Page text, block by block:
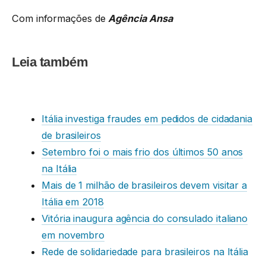
Com informações deAgência Ansa
Leia também
Itália investiga fraudes em pedidos de cidadania
de brasileiros
Setembro foi o mais frio dos últimos 50 anos
na Itália
Mais de 1 milhão de brasileiros devem visitar a
Itália em 2018
Vitória inaugura agência do consulado italiano
em novembro
Rede de solidariedade para brasileiros na Itália